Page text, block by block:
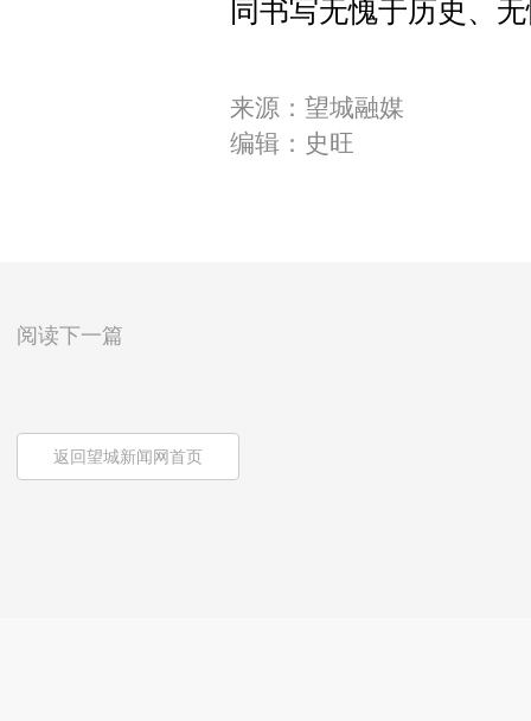
同书写无愧于历史、
来源：望城融媒
编辑：史旺
阅读下一篇
返回望城新闻网首页